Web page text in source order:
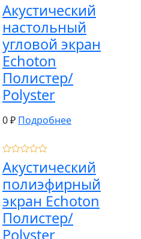
Акустический
настольный
угловой экран
Echoton
Полистер/
Polyster
0 ₽ Подробнее
Акустический
полиэфирный
экран Echoton
Полистер/
Polyster